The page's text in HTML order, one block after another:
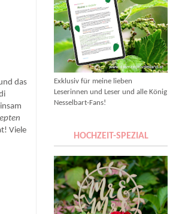
das
Viele
Exklusiv für meine lieben
Leserinnen und Leser und alle König
Nesselbart-Fans!
HOCHZEIT-SPEZIAL